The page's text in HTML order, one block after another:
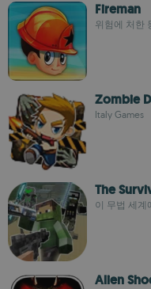
Fireman
위험에 처한
Zombie
Italy Games
The
이 무법 세계
Alien